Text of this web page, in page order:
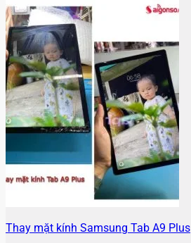
Thay mặt kính Samsung Tab A9 Plus